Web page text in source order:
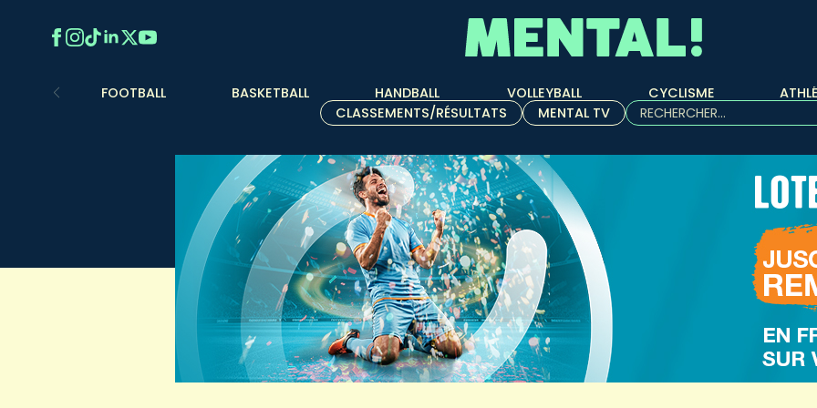
FOOTBALL BASKETBALL HANDBALL VOLLEYBALL CYCLISME
CLASSEMENTS/RÉSULTATS
MENTAL TV
Rechercher :